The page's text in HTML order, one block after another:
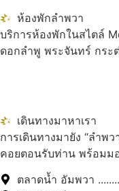
ห้องพักลำพวา
บริการห้องพักในสไตล์
ดอกลำพู พระจันทร์ กร
เดินทางมาหาเรา
การเดินทางมายัง “ลำพ
คอยตอนรับท่าน พร้อมม
ตลาดน้ำ อัมพวา